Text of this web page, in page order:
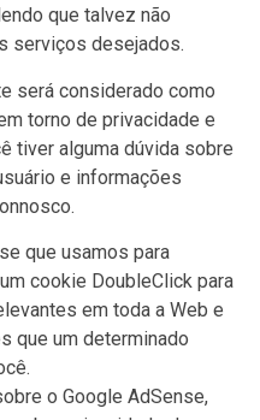
que talvez não
serviços desejados.
será considerado como
torno de privacidade e
tiver alguma dúvida sobre
e informações
que usamos para
cookie DoubleClick para
em toda a Web e
que um determinado
o Google AdSense,